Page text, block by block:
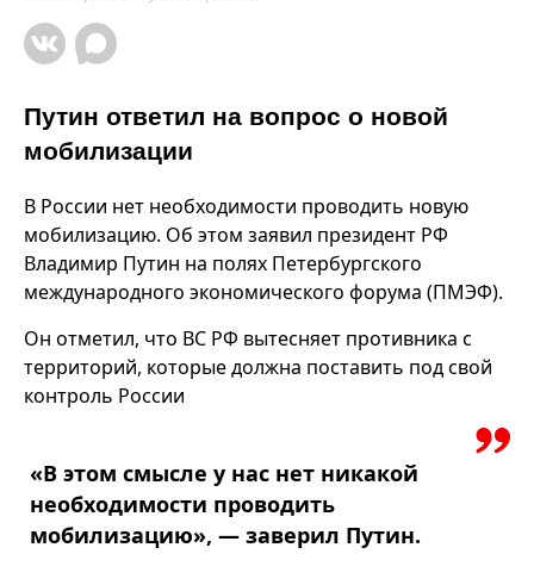
Путин ответил на вопрос о новой
мобилизации
В России нет необходимости проводить новую
мобилизацию. Об этом заявил президент РФ
Владимир Путин на полях Петербургского
международного экономического форума (ПМЭФ).
Он отметил, что ВС РФ вытесняет противника с
территорий, которые должна поставить под свой
контроль России
«В этом смысле у нас нет никакой
необходимости проводить
мобилизацию», — заверил Путин.